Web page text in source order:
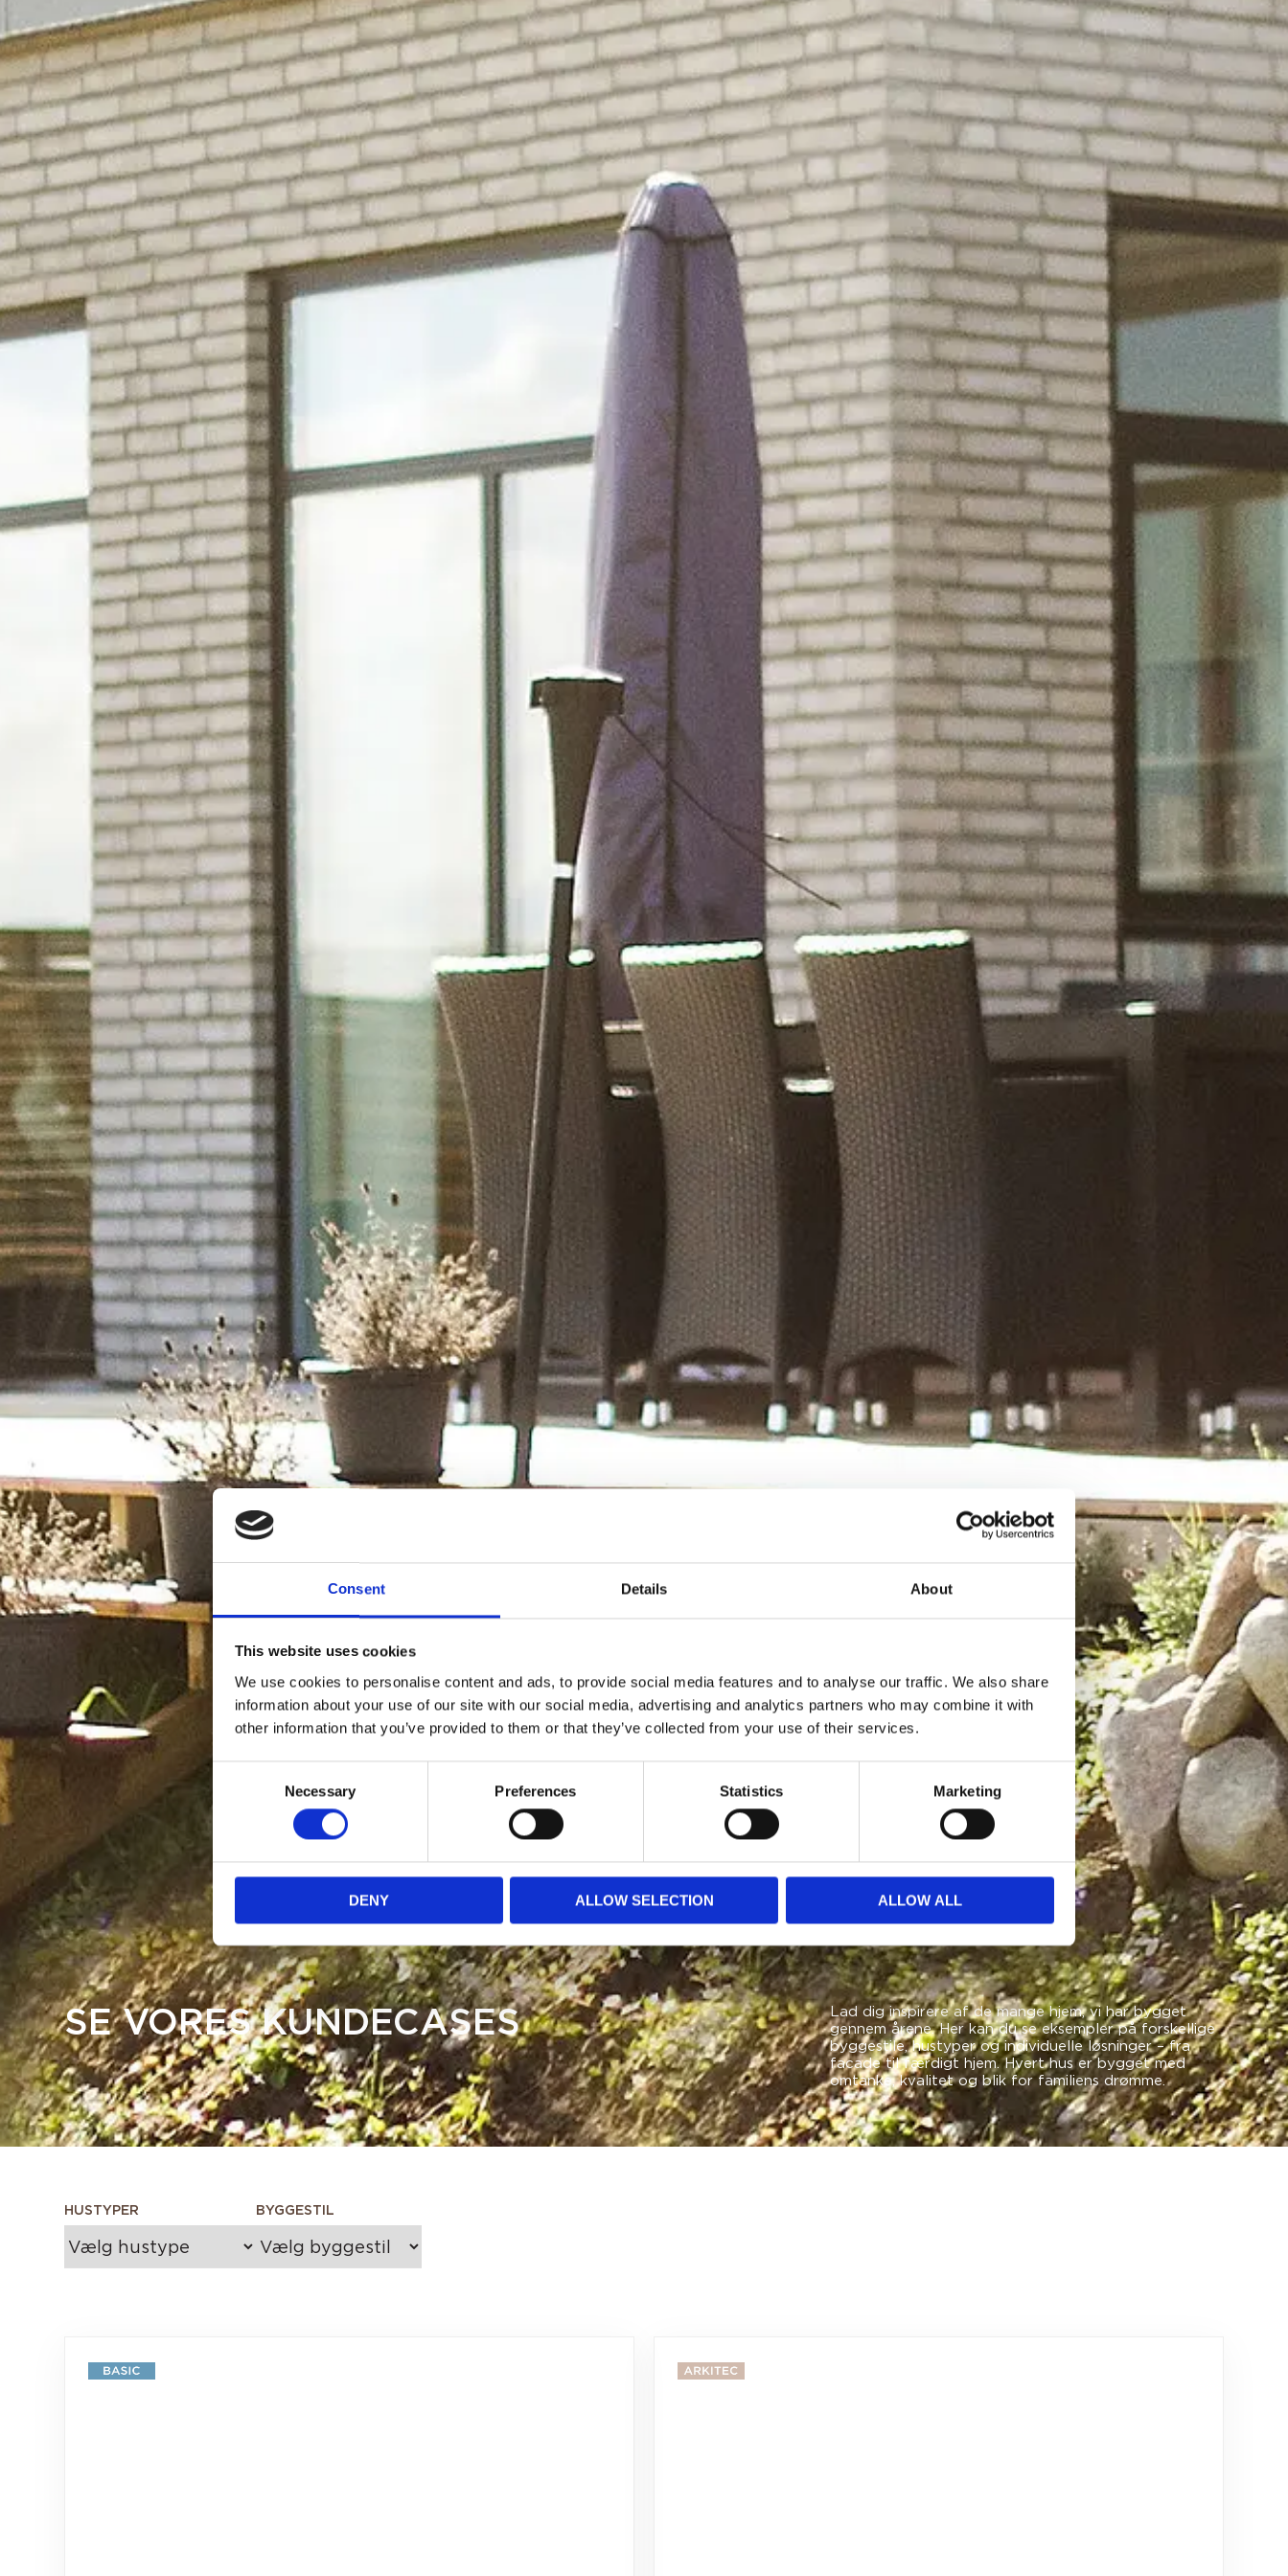
Consent Details About
This website uses cookies
We use cookies to personalise content and ads, to provide social media features and to analyse our traffic. We also share
information about your use of our site with our social media, advertising and analytics partners who may combine it with
other information that you’ve provided to them or that they’ve collected from your use of their services.
Necessary Preferences Statistics Marketing
DENY ALLOW SELECTION ALLOW ALL
SE VORES KUNDECASES
Lad dig inspirere af de mange hjem, vi har bygget
gennem årene. Her kan du se eksempler på forskellige
byggestile, hustyper og individuelle løsninger – fra
facade til færdigt hjem. Hvert hus er bygget med
omtanke, kvalitet og blik for familiens drømme.
HUSTYPER BYGGESTIL